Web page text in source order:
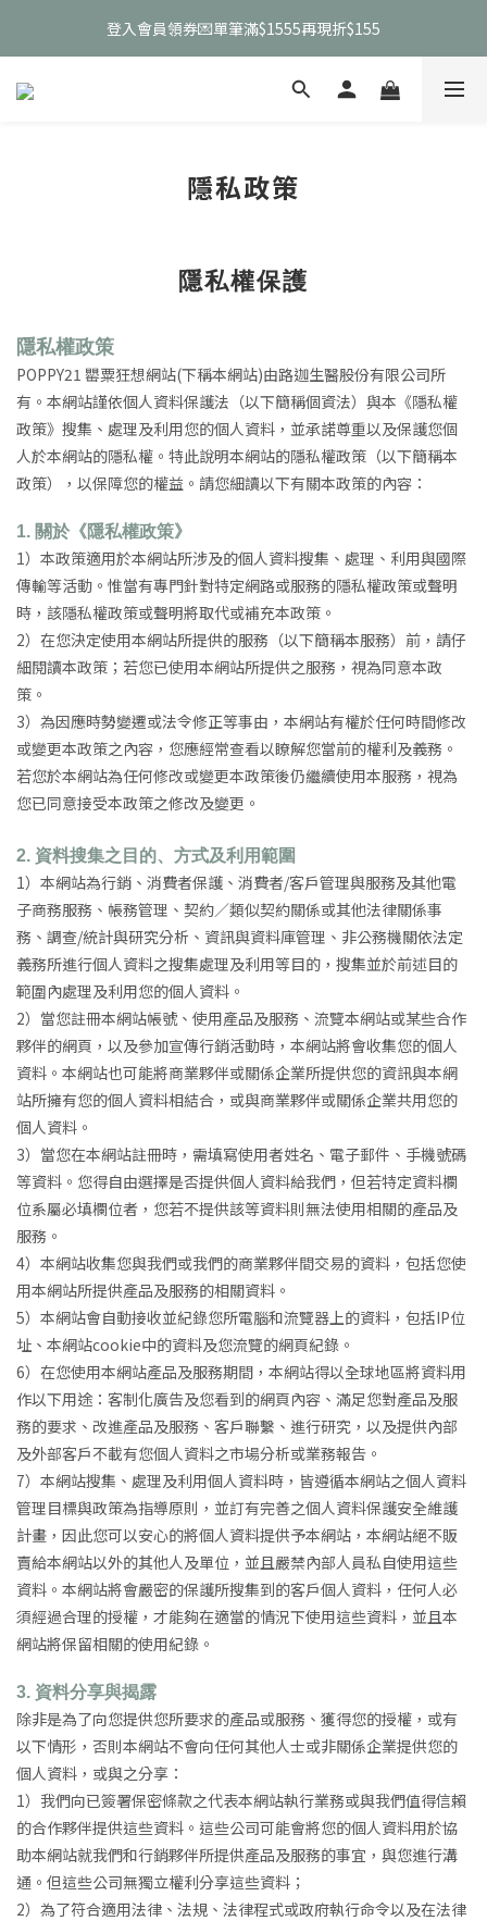
宅家防颱🌪️全館0元免運
0
03
2
3
2
1
2
1
0
登入會員領券💌單筆滿$1555再現折$155
宅家防颱🌪️全館0元免運
隱私政策
隱私權保護
隱私權政策
POPPY21 罌粟狂想網站(下稱本網站)由路迦生醫股份有限公司所
有。本網站謹依個人資料保護法（以下簡稱個資法）與本《隱私權
政策》搜集、處理及利用您的個人資料，並承諾尊重以及保護您個
人於本網站的隱私權。特此說明本網站的隱私權政策（以下簡稱本
政策），以保障您的權益。請您細讀以下有關本政策的內容：
1. 關於《隱私權政策》
1）本政策適用於本網站所涉及的個人資料搜集、處理、利用與國際
傳輸等活動。惟當有專門針對特定網路或服務的隱私權政策或聲明
時，該隱私權政策或聲明將取代或補充本政策。
2）在您決定使用本網站所提供的服務（以下簡稱本服務）前，請仔
細閱讀本政策；若您已使用本網站所提供之服務，視為同意本政
策。
3）為因應時勢變遷或法令修正等事由，本網站有權於任何時間修改
或變更本政策之內容，您應經常查看以瞭解您當前的權利及義務。
若您於本網站為任何修改或變更本政策後仍繼續使用本服務，視為
您已同意接受本政策之修改及變更。
2. 資料搜集之目的、方式及利用範圍
1）本網站為行銷、消費者保護、消費者/客戶管理與服務及其他電
子商務服務、帳務管理、契約／類似契約關係或其他法律關係事
務、調查/統計與研究分析、資訊與資料庫管理、非公務機關依法定
義務所進行個人資料之搜集處理及利用等目的，搜集並於前述目的
範圍內處理及利用您的個人資料。
2）當您註冊本網站帳號、使用產品及服務、流覽本網站或某些合作
夥伴的網頁，以及參加宣傳行銷活動時，本網站將會收集您的個人
資料。本網站也可能將商業夥伴或關係企業所提供您的資訊與本網
站所擁有您的個人資料相結合，或與商業夥伴或關係企業共用您的
個人資料。
3）當您在本網站註冊時，需填寫使用者姓名、電子郵件、手機號碼
等資料。您得自由選擇是否提供個人資料給我們，但若特定資料欄
位系屬必填欄位者，您若不提供該等資料則無法使用相關的產品及
服務。
4）本網站收集您與我們或我們的商業夥伴間交易的資料，包括您使
用本網站所提供產品及服務的相關資料。
5）本網站會自動接收並紀錄您所電腦和流覽器上的資料，包括IP位
址、本網站cookie中的資料及您流覽的網頁紀錄。
6）在您使用本網站產品及服務期間，本網站得以全球地區將資料用
作以下用途：客制化廣告及您看到的網頁內容、滿足您對產品及服
務的要求、改進產品及服務、客戶聯繫、進行研究，以及提供內部
及外部客戶不載有您個人資料之市場分析或業務報告。
7）本網站搜集、處理及利用個人資料時，皆遵循本網站之個人資料
管理目標與政策為指導原則，並訂有完善之個人資料保護安全維護
計畫，因此您可以安心的將個人資料提供予本網站，本網站絕不販
賣給本網站以外的其他人及單位，並且嚴禁內部人員私自使用這些
資料。本網站將會嚴密的保護所搜集到的客戶個人資料，任何人必
須經過合理的授權，才能夠在適當的情況下使用這些資料，並且本
網站將保留相關的使用紀錄。
3. 資料分享與揭露
除非是為了向您提供您所要求的產品或服務、獲得您的授權，或有
以下情形，否則本網站不會向任何其他人士或非關係企業提供您的
個人資料，或與之分享：
1）我們向已簽署保密條款之代表本網站執行業務或與我們值得信賴
的合作夥伴提供這些資料。這些公司可能會將您的個人資料用於協
助本網站就我們和行銷夥伴所提供產品及服務的事宜，與您進行溝
通。但這些公司無獨立權利分享這些資料；
2）為了符合適用法律、法規、法律程式或政府執行命令以及在法律